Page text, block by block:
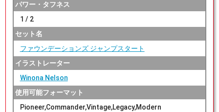
パワー・タフネス
1 / 2
セット名
ファウンデーションズ ジャンプスタート
イラストレーター
Winona Nelson
使用可能フォーマット
Pioneer,Commander,Vintage,Legacy,Modern